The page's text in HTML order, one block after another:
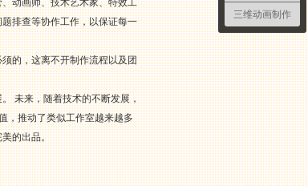
动画师、技术艺术家、特效工
排查等协作工作，以保证每一
的，这离不开制作流程以及团
未来，随着技术的不断发展，
，推动了类似工作室越来越多
的出品。
三维动画制作